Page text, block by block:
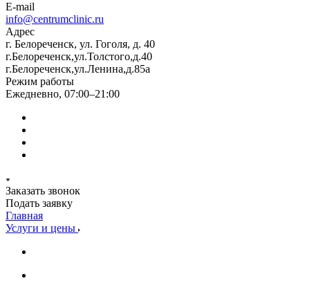
E-mail
info@centrumclinic.ru
Адрес
г. Белореченск, ул. Гоголя, д. 40
г.Белореченск,ул.Толстого,д.40
г.Белореченск,ул.Ленина,д.85а
Режим работы
Ежедневно, 07:00–21:00
Заказать звонок
Подать заявку
Главная
Услуги и цены